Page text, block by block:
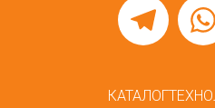
КАТАЛОГ